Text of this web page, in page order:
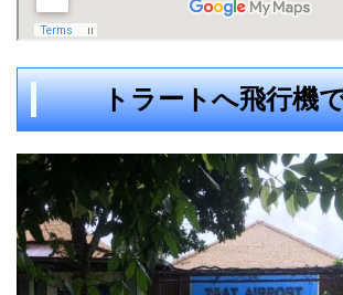
トラートへ飛行機